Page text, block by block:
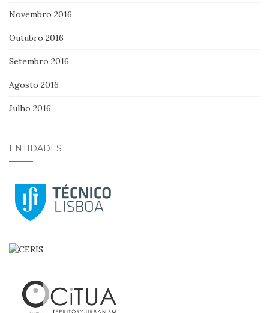
Novembro 2016
Outubro 2016
Setembro 2016
Agosto 2016
Julho 2016
ENTIDADES